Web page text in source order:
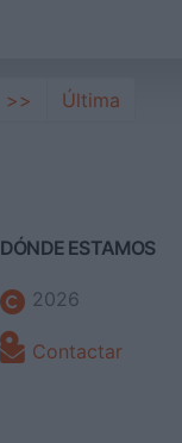
>> Última
DÓNDE ESTAMOS
2026
Contactar